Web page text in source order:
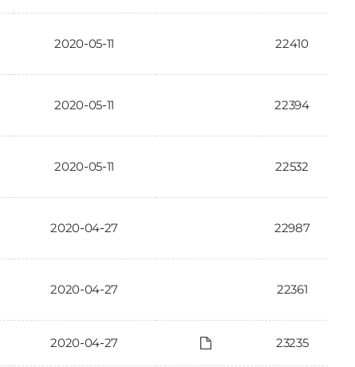
2020-05-11 22410
2020-05-11 22394
2020-05-11 22532
2020-04-27 22987
2020-04-27 22361
2020-04-27 23235